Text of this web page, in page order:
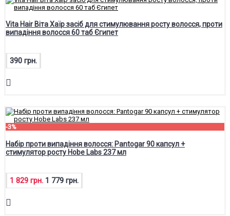
Vita Hair Віта Хаїр засіб для стимулювання росту волосся, проти
випадіння волосся 60 таб Єгипет
390 грн.
-3%
Набір проти випадіння волосся: Pantogar 90 капсул +
стимулятор росту Hobe Labs 237 мл
1 829 грн. 1 779 грн.